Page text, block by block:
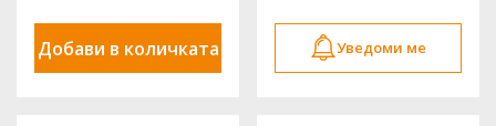
Добави в количката Уведоми ме